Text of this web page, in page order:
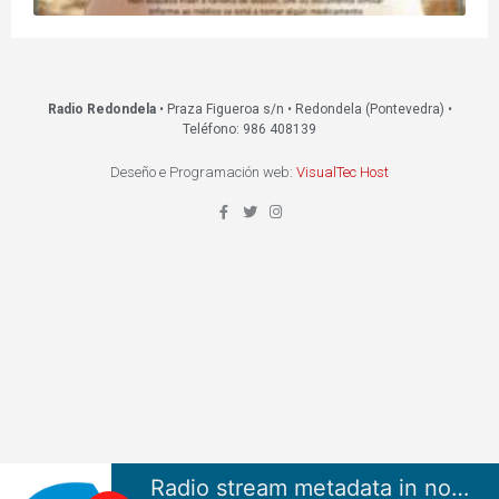
Radio Redondela• Praza Figueroa s/n • Redondela (Pontevedra) •
Teléfono: 986 408139
Deseño e Programación web: VisualTec Host
Radio stream metadata in not available.